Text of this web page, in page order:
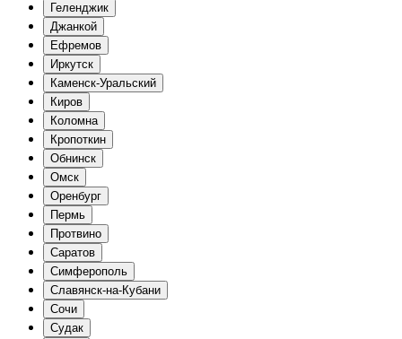
Геленджик
Джанкой
Ефремов
Иркутск
Каменск-Уральский
Киров
Коломна
Кропоткин
Обнинск
Омск
Оренбург
Пермь
Протвино
Саратов
Симферополь
Славянск-на-Кубани
Сочи
Судак